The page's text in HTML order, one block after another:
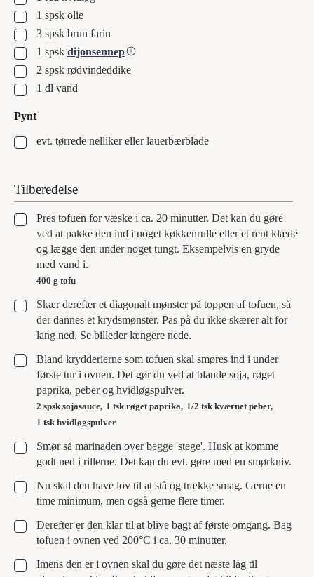
▢1 spsk olie
▢
3 spsk brun farin
▢1 spsk dijonsennep
▢
2 spsk rødvindeddike
▢1 dl vand
Pynt
▢
evt. tørrede nelliker eller lauerbærblade
Tilberedelse
▢
Pres tofuen for væske i ca. 20 minutter. Det kan du gøre
ved at pakke den ind i noget køkkenrulle eller et rent klæde
og lægge den under noget tungt. Eksempelvis en gryde
med vand i.
400 g tofu
▢
Skær derefter et diagonalt mønster på toppen af tofuen, så
der dannes et krydsmønster. Pas på du ikke skærer alt for
lang ned. Se billeder længere nede.
▢
Bland krydderierne som tofuen skal smøres ind i under
første tur i ovnen. Det gør du ved at blande soja, røget
paprika, peber og hvidløgspulver.
2 spsk sojasauce, 1 tsk røget paprika, 1/2 tsk kværnet peber,
1 tsk hvidløgspulver
▢
Smør så marinaden over begge 'stege'. Husk at komme
godt ned i rillerne. Det kan du evt. gøre med en smørkniv.
▢
Nu skal den have lov til at stå og trække smag. Gerne en
time minimum, men også gerne flere timer.
▢
Derefter er den klar til at blive bagt af første omgang. Bag
tofuen i ovnen ved 200°C i ca. 30 minutter.
▢
Imens den er i ovnen skal du gøre det næste lag til